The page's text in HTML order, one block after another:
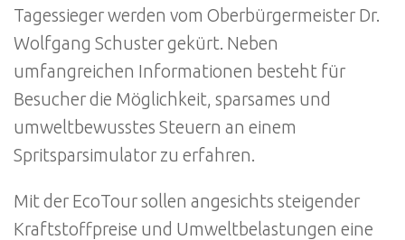
Tagessieger werden vom Oberbürgermeister Dr.
Wolfgang Schuster gekürt. Neben
umfangreichen Informationen besteht für
Besucher die Möglichkeit, sparsames und
umweltbewusstes Steuern an einem
Spritsparsimulator zu erfahren.
Mit der EcoTour sollen angesichts steigender
Kraftstoffpreise und Umweltbelastungen eine